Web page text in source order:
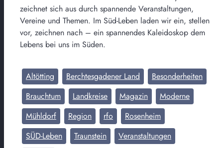
zeichnet sich aus durch spannende Veranstaltungen,
Vereine und Themen. Im Süd-Leben laden wir ein, stellen
vor, zeichnen nach – ein spannendes Kaleidoskop dem
Lebens bei uns im Süden.
Altötting Berchtesgadener Land
Besonderheiten
Brauchtum
Landkreise Magazin
Moderne
Mühldorf
Region rfo
Rosenheim
SÜD-Leben
Traunstein
Veranstaltungen